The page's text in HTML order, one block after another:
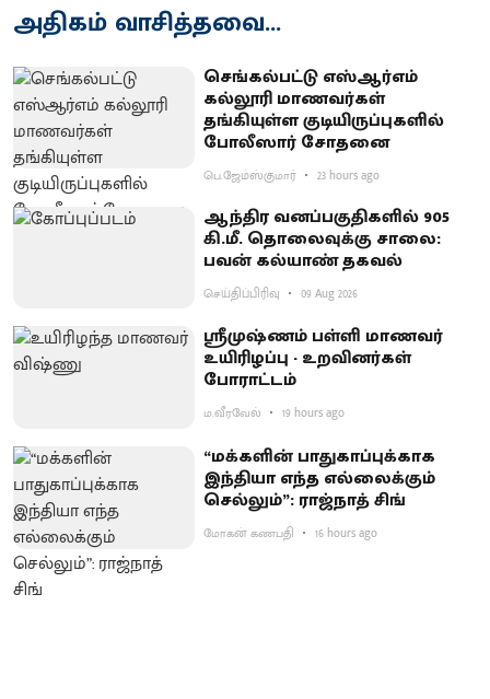
அதிகம் வாசித்தவை...
செங்கல்பட்டு எஸ்ஆர்எம்
கல்லூரி மாணவர்கள்
தங்கியுள்ள குடியிருப்புகளில்
போலீஸார் சோதனை
பெ.ஜேம்ஸ்குமார் 23 hours ago
ஆந்திர வனப்பகுதிகளில் 905
கி.மீ. தொலைவுக்கு சாலை:
பவன் கல்யாண் தகவல்
செய்திப்பிரிவு 09 Aug 2026
ஸ்ரீமுஷ்ணம் பள்ளி மாணவர்
உயிரிழப்பு - உறவினர்கள்
போராட்டம்
ம.வீரவேல் 19 hours ago
“மக்களின் பாதுகாப்புக்காக
இந்தியா எந்த எல்லைக்கும்
செல்லும்”: ராஜ்நாத் சிங்
மோகன் கணபதி 16 hours ago